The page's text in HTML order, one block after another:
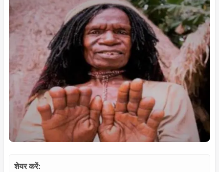
शेयर करें: